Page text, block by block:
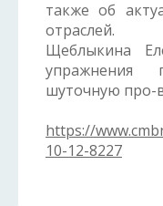
также об
отраслей.
Щеблыкина
упражнения
шуточную про-
https://
10-12-8227